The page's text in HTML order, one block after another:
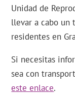
Unidad de
llevar a cabo un
residentes en
Si necesitas
sea con
este enlace.